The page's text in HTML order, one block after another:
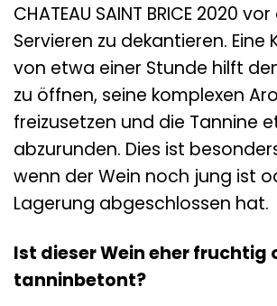
CHATEAU SAINT BRICE 2020
Servieren zu dekantieren. Eine
von etwa einer Stunde hilft
zu öffnen, seine komplexen
freizusetzen und die Tannine
abzurunden. Dies ist
wenn der Wein noch jung ist
Lagerung abgeschlossen hat.
Ist dieser Wein eher fruchtig
tanninbetont?